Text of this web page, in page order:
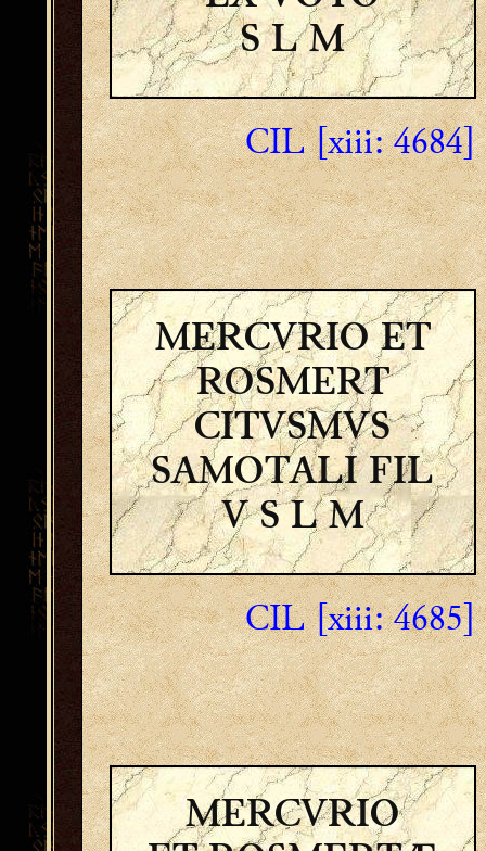
S L M
CIL [xiii: 4684]
MERCVRIO ET
ROSMERT
CITVSMVS
SAMOTALI FIL
V S L M
CIL [xiii: 4685]
MERCVRIO